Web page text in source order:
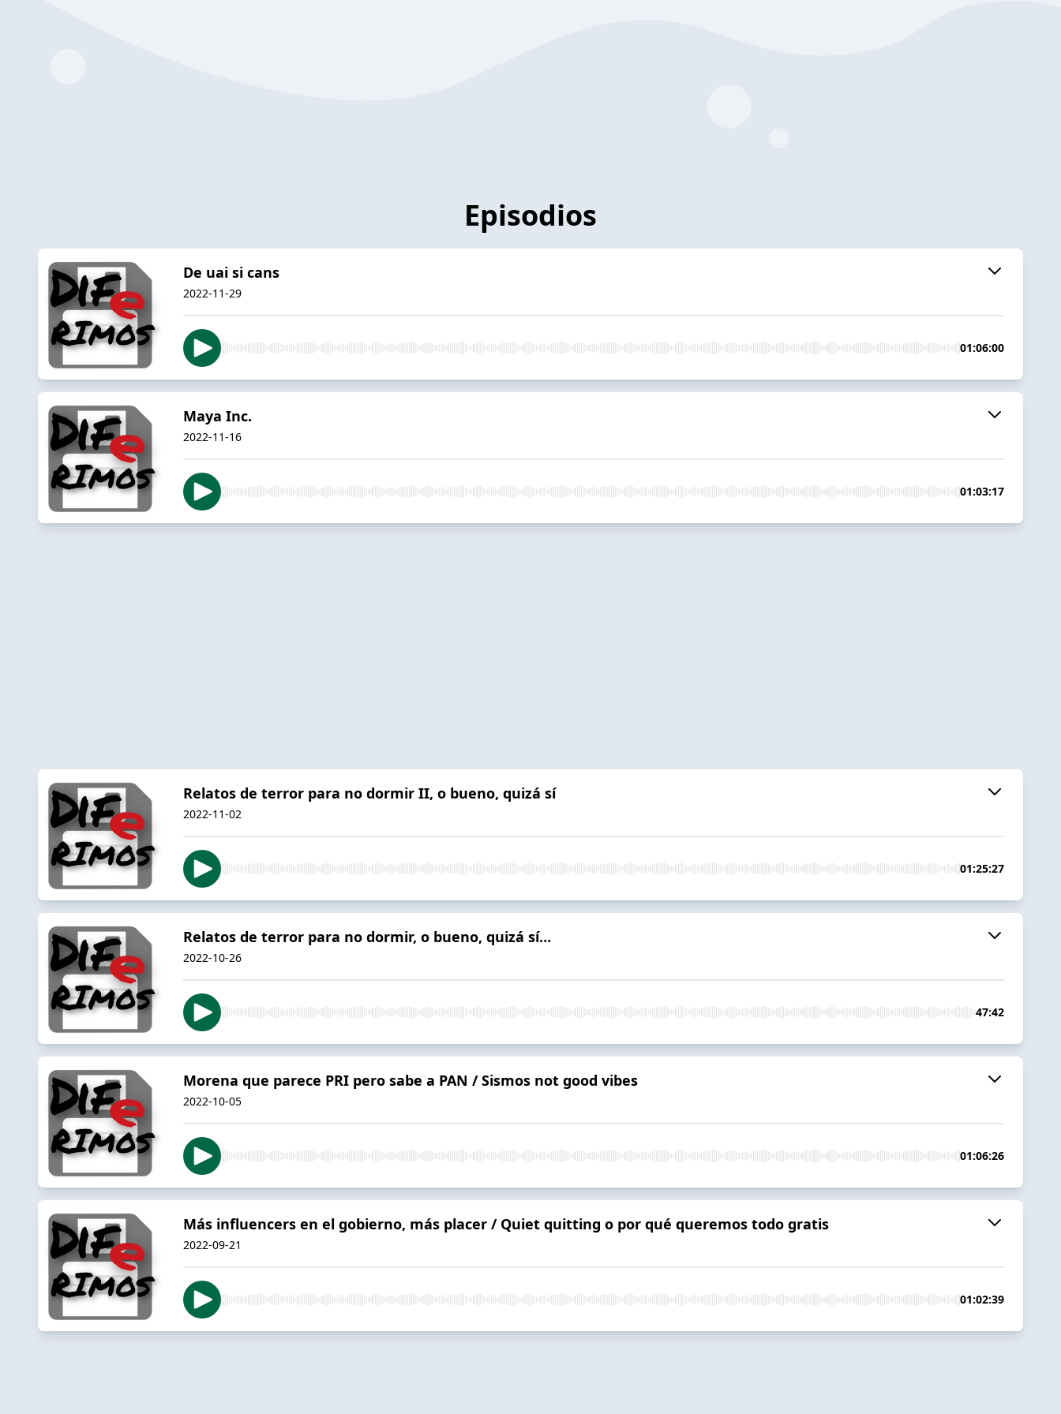
Episodios
De uai si cans
2022-11-29
01:06:00
Maya Inc.
2022-11-16
01:03:17
Relatos de terror para no dormir II, o bueno, quizá sí
2022-11-02
01:25:27
Relatos de terror para no dormir, o bueno, quizá sí…
2022-10-26
47:42
Morena que parece PRI pero sabe a PAN / Sismos not good vibes
2022-10-05
01:06:26
Más influencers en el gobierno, más placer / Quiet quitting o por qué queremos todo gratis
2022-09-21
01:02:39